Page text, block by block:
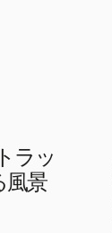
ラッ
風景